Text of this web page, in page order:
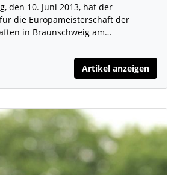
den 10. Juni 2013, hat der
die Europameisterschaft der
in Braunschweig am…
Artikel anzeigen